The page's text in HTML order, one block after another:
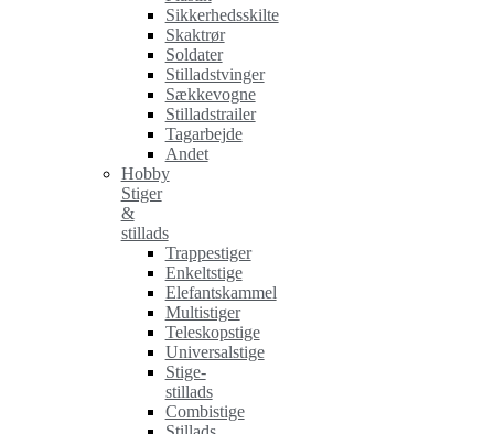
Sikkerhedsskilte
Skaktrør
Soldater
Stilladstvinger
Sækkevogne
Stilladstrailer
Tagarbejde
Andet
Hobby
Stiger
&
stillads
Trappestiger
Enkeltstige
Elefantskammel
Multistiger
Teleskopstige
Universalstige
Stige-
stillads
Combistige